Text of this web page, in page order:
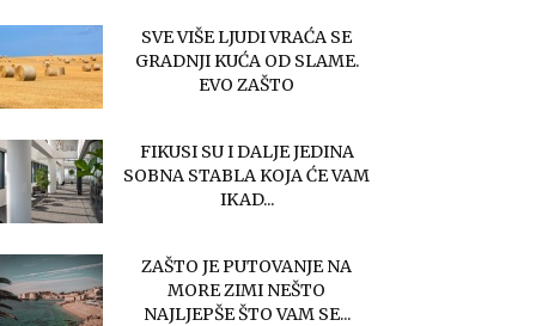
SVE VIŠE LJUDI VRAĆA SE
GRADNJI KUĆA OD SLAME.
EVO ZAŠTO
FIKUSI SU I DALJE JEDINA
SOBNA STABLA KOJA ĆE VAM
IKAD...
ZAŠTO JE PUTOVANJE NA
MORE ZIMI NEŠTO
NAJLJEPŠE ŠTO VAM SE...